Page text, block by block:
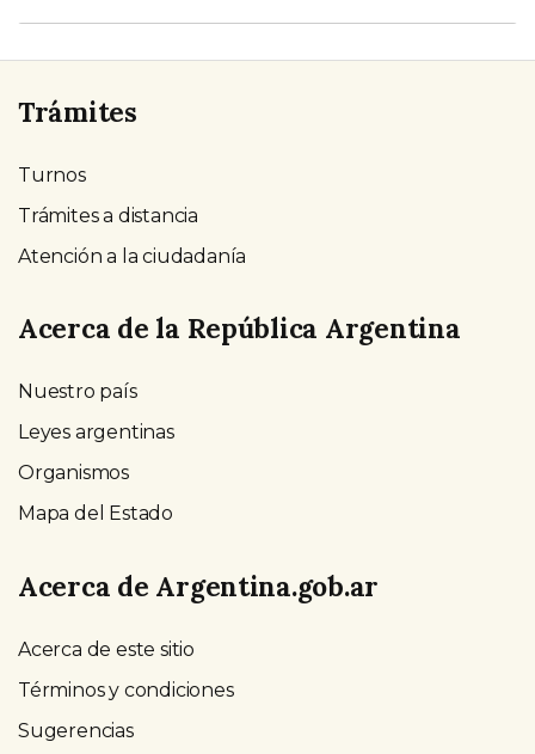
Trámites
Turnos
Trámites a distancia
Atención a la ciudadanía
Acerca de la República Argentina
Nuestro país
Leyes argentinas
Organismos
Mapa del Estado
Acerca de Argentina.gob.ar
Acerca de este sitio
Términos y condiciones
Sugerencias